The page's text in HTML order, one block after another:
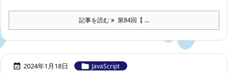
記事を読む 第84回【 ...
 2024年1月18日  JavaScript